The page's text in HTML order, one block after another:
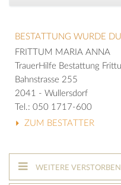
BESTATTUNG WURDE
FRITTUM MARIA ANNA
TrauerHilfe Bestattung
Bahnstrasse 255
2041 - Wullersdorf
Tel.: 050 1717-600
ZUM BESTATTER
WEITERE